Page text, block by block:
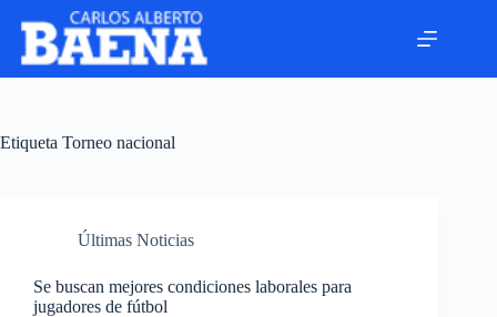
Etiqueta Torneo nacional
Últimas Noticias
Se buscan mejores condiciones laborales para
jugadores de fútbol